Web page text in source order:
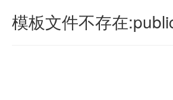
模板文件不存在